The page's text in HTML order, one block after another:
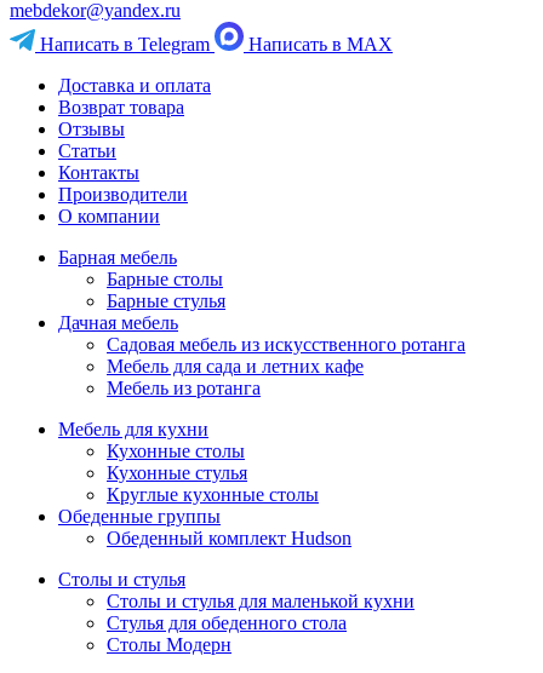
mebdekor@yandex.ru
Написать в Telegram
Написать в MAX
Доставка и оплата
Возврат товара
Отзывы
Статьи
Контакты
Производители
О компании
Барная мебель
Барные столы
Барные стулья
Дачная мебель
Садовая мебель из искусственного ротанга
Мебель для сада и летних кафе
Мебель из ротанга
Мебель для кухни
Кухонные столы
Кухонные стулья
Круглые кухонные столы
Обеденные группы
Обеденный комплект Hudson
Столы и стулья
Столы и стулья для маленькой кухни
Стулья для обеденного стола
Столы Модерн